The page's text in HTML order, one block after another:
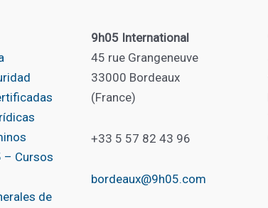
– Cursos
de
9h05 International
45 rue Grangeneuve
33000 Bordeaux
(France)
+33 5 57 82 43 96
bordeaux@9h05.com